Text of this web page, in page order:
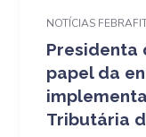
NOTÍCIAS
Presidenta
papel da
Tributária